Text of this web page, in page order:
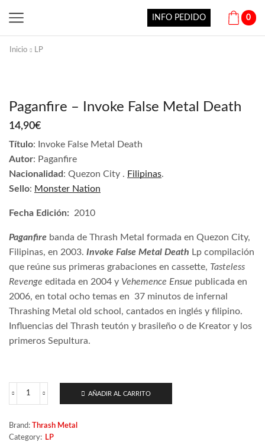
INFO PEDIDO 0
Inicio LP
Paganfire – Invoke False Metal Death
14,90€
Título:
Invoke False Metal Death
Autor: Paganfire
Nacionalidad: Quezon City . Filipinas.
Sello: Monster Nation
Fecha Edición: 2010
Paganfire banda de Thrash Metal formada en Quezon City,
Filipinas, en 2003. Invoke False Metal Death Lp compilación
que reúne sus primeras grabaciones en cassette, Tasteless
Revenge editada en 2004 y Vehemence Ensue publicada en
2006, en total ocho temas en
37 minutos de infernal
Thrashing Metal old school, cantados en inglés y filipino.
Influencias del Thrash teutón y brasileño o de Kreator y los
primeros Sepultura.
Paganfire
False
Metal
AÑADIR AL CARRITO
Brand:
Thrash Metal
Category: LP